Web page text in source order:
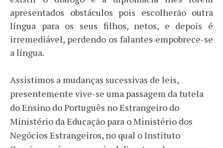
apresentados obstáculos pois escolherão outra
língua para os seus filhos, netos, e depois é
irremediável, perdendo os falantes empobrece-se
a língua.
Assistimos a mudanças sucessivas de leis,
presentemente vive-se uma passagem da tutela
do Ensino do Português no Estrangeiro do
Ministério da Educação para o Ministério dos
Negócios Estrangeiros, no qual o Instituto